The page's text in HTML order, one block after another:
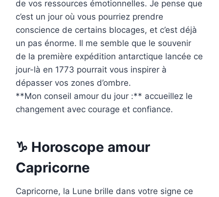
de vos ressources émotionnelles. Je pense que
c’est un jour où vous pourriez prendre
conscience de certains blocages, et c’est déjà
un pas énorme. Il me semble que le souvenir
de la première expédition antarctique lancée ce
jour-là en 1773 pourrait vous inspirer à
dépasser vos zones d’ombre.
**Mon conseil amour du jour :** accueillez le
changement avec courage et confiance.
♑ Horoscope amour
Capricorne
Capricorne, la Lune brille dans votre signe ce